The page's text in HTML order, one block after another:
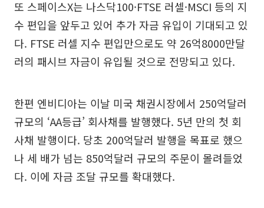
또 스페이스X는 나스닥100·FTSE 러셀·MSCI 등의 지
수 편입을 앞두고 있어 추가 자금 유입이 기대되고 있
다. FTSE 러셀 지수 편입만으로도 약 26억8000만달
러의 패시브 자금이 유입될 것으로 전망되고 있다.
한편 엔비디아는 이날 미국 채권시장에서 250억달러
규모의 ‘AA등급’ 회사채를 발행했다. 5년 만의 첫 회
사채 발행이다. 당초 200억달러 발행을 목표로 했으
나 세 배가 넘는 850억달러 규모의 주문이 몰려들었
다. 이에 자금 조달 규모를 확대했다.